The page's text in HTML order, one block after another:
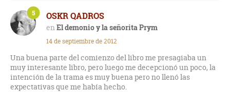
OSKR QADROS
El demonio y la señorita Prym
5
14 de septiembre de 2012
Una buena parte del comienzo del libro me presagiaba un
muy interesante libro, pero luego me decepcionó un poco, la
intención de la trama es muy buena pero no llenó las
expectativas que me había hecho.